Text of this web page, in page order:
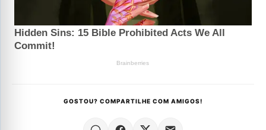
GOSTOU? COMPARTILHE COM AMIGOS!